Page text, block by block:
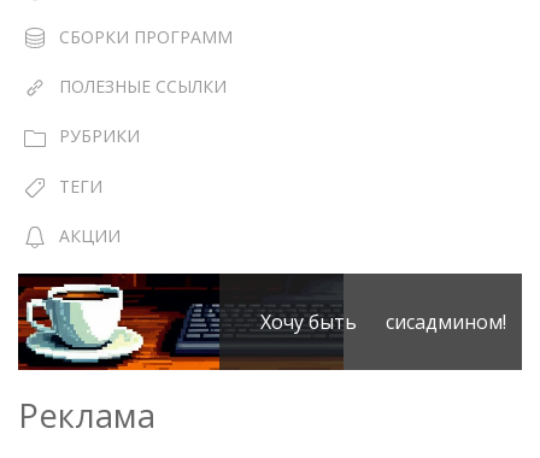
СБОРКИ ПРОГРАММ
ПОЛЕЗНЫЕ ССЫЛКИ
РУБРИКИ
ТЕГИ
АКЦИИ
Хочу быть сисадмином!
Реклама